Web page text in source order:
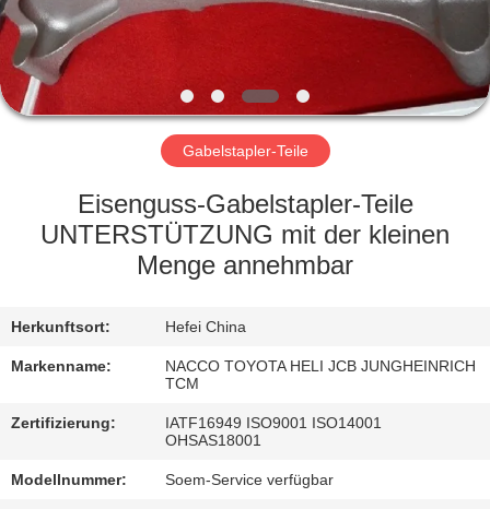
ÜBER
UNS
FABRIK-
QUALITÄTSKONTROLLE
SIE
MIT
VERBINDUNG
Gabelstapler-Teile
Eisenguss-Gabelstapler-Teile
UNTERSTÜTZUNG mit der kleinen
Menge annehmbar
Herkunftsort: Hefei China
Markenname:
NACCO TOYOTA HELI JCB JUNGHEINRICH
TCM
Zertifizierung:
IATF16949 ISO9001 ISO14001
OHSAS18001
Modellnummer: Soem-Service verfügbar